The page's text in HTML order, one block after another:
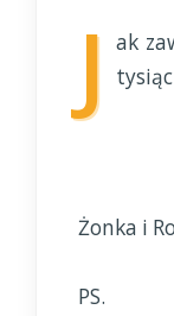
J
ak
tysiąc
Żonka i
PS.